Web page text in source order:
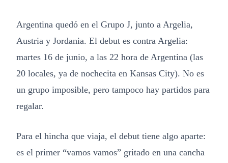
Argentina quedó en el Grupo J, junto a Argelia,
Austria y Jordania. El debut es contra Argelia:
martes 16 de junio, a las 22 hora de Argentina (las
20 locales, ya de nochecita en Kansas City). No es
un grupo imposible, pero tampoco hay partidos para
regalar.
Para el hincha que viaja, el debut tiene algo aparte:
es el primer “vamos vamos” gritado en una cancha